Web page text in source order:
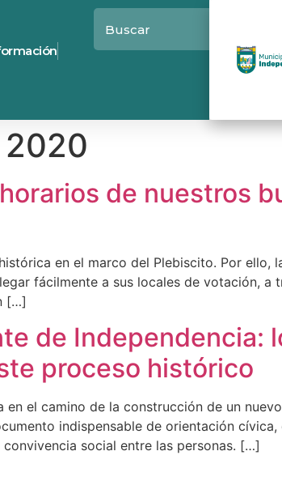
2020
de nuestros
en el marco del Plebiscito. Por
fácilmente a sus locales de votación,
[…]
de Independencia:
proceso histórico
el camino de la construcción de un
indispensable de orientación
social entre las personas. […]